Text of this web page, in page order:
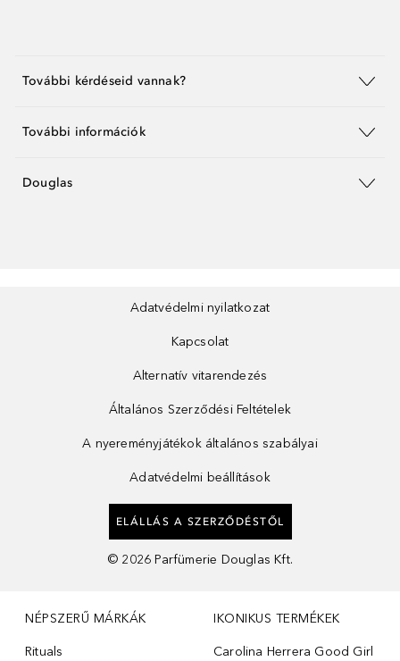
További kérdéseid vannak?
További információk
Douglas
Adatvédelmi nyilatkozat
Kapcsolat
Alternatív vitarendezés
Általános Szerződési Feltételek
A nyereményjátékok általános szabályai
Adatvédelmi beállítások
ELÁLLÁS A SZERZŐDÉSTŐL
© 2026 Parfümerie Douglas Kft.
NÉPSZERŰ MÁRKÁK
Rituals
IKONIKUS TERMÉKEK
Carolina Herrera Good Girl